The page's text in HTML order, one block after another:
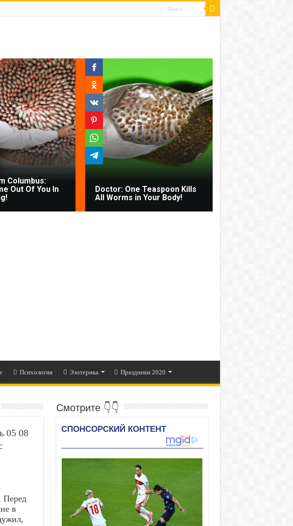
Columbus:
Out Of You In
Doctor: One Teaspoon Kills
All Worms in Your Body!
Психология Эзотерика Праздники 2020
05 08
Перед
в
Смотрите 👇👇